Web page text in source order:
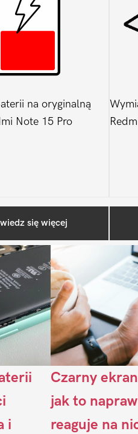
na oryginalną
Note 15 Pro
się więcej
Sidebar
i
Czarny
jak to
reaguje na